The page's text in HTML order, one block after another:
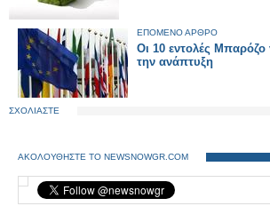
ΕΠΟΜΕΝΟ ΑΡΘΡΟ
Οι 10 εντολές Μπαρόζο
την ανάπτυξη
ΣΧΟΛΙΑΣΤΕ
ΑΚΟΛΟΥΘΗΣΤΕ ΤΟ NEWSNOWGR.COM